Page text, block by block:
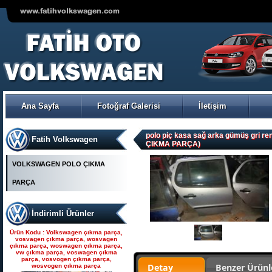
Ana Sayfa Fotoğraf Galerisi İletişim
Fatih Volkswagen
VOLKSWAGEN POLO ÇIKMA
PARÇA
İndirimli Ürünler
VOLKSWAGEN POLO ÇIKMA
ORJİNAL TRW-KOYO
POMPASI
Ürün Kodu : Seat çıkma parça, seat
çıkma, seat parça, seat yedek parça,
seat çıkma orjinal parça, seat çıkma
yedekleri, ankara seat parça, fatih seat,
fatih seat parçaları,
Seat çıkma parça, seat
çıkma, seat parça, seat
yedek parça, seat çıkma
orjinal parça, seat çıkma par
Ürün Kodu : Volkswagen çıkma parça,
vosvagen çıkma parça, wosvagen
çıkma parça, woswagen çıkma parça,
vw çıkma parça, voswagen çıkma
parça, vosvogen çıkma parça,
wosvogen çıkma parça
polo piç kasa sağ arka gümüş gri
ÇIKMA PARÇA)
Detay Benzer